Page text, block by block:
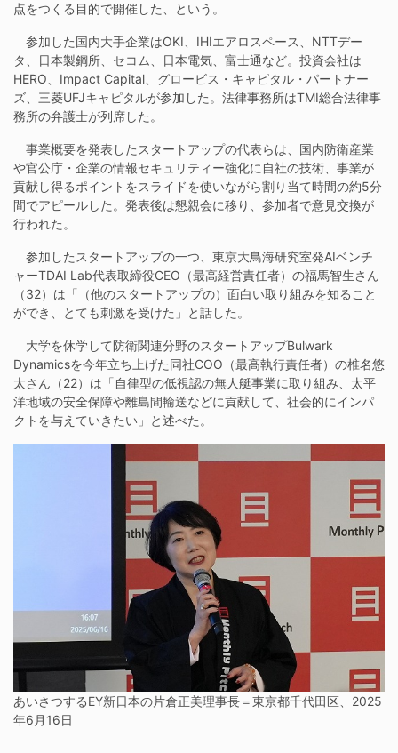
点をつくる目的で開催した、という。
参加した国内大手企業はOKI、IHIエアロスペース、NTTデー
タ、日本製鋼所、セコム、日本電気、富士通など。投資会社は
HERO、Impact Capital、グロービス・キャピタル・パートナー
ズ、三菱UFJキャピタルが参加した。法律事務所はTMI総合法律事
務所の弁護士が列席した。
事業概要を発表したスタートアップの代表らは、国内防衛産業
や官公庁・企業の情報セキュリティー強化に自社の技術、事業が
貢献し得るポイントをスライドを使いながら割り当て時間の約5分
間でアピールした。発表後は懇親会に移り、参加者で意見交換が
行われた。
参加したスタートアップの一つ、東京大鳥海研究室発AIベンチ
ャーTDAI Lab代表取締役CEO（最高経営責任者）の福馬智生さん
（32）は「（他のスタートアップの）面白い取り組みを知ること
ができ、とても刺激を受けた」と話した。
大学を休学して防衛関連分野のスタートアップBulwark
Dynamicsを今年立ち上げた同社COO（最高執行責任者）の椎名悠
太さん（22）は「自律型の低視認の無人艇事業に取り組み、太平
洋地域の安全保障や離島間輸送などに貢献して、社会的にインパ
クトを与えていきたい」と述べた。
あいさつするEY新日本の片倉正美理事長＝東京都千代田区、2025
年6月16日